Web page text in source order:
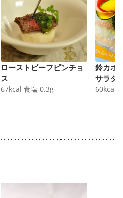
ローストビーフピンチョ
ス
67kcal 食塩 0.3g
鈴カボ
サラダ
60kcal